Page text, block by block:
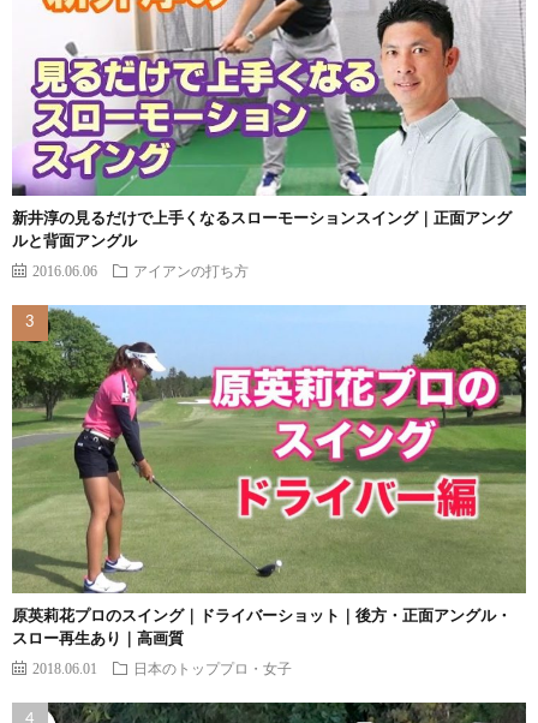
新井淳の見るだけで上手くなるスローモーションスイング｜正面アング
ルと背面アングル
2016.06.06 アイアンの打ち方
原英莉花プロのスイング｜ドライバーショット｜後方・正面アングル・
スロー再生あり｜高画質
2018.06.01 日本のトッププロ・女子